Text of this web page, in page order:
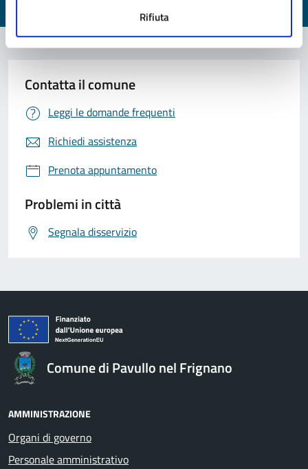
Rifiuta
Contatta il comune
Leggi le domande frequenti
Richiedi assistenza
Prenota appuntamento
Problemi in città
Segnala disservizio
Comune di Pavullo nel Frignano
AMMINISTRAZIONE
Organi di governo
Personale amministrativo